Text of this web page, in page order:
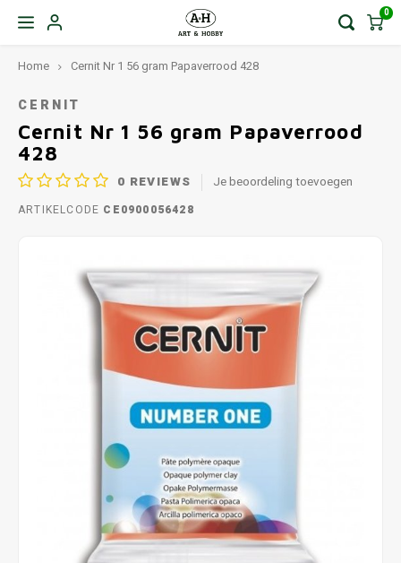
0
Home Cernit Nr 1 56 gram Papaverrood 428
CERNIT
Cernit Nr 1 56 gram Papaverrood
428
0 REVIEWS Je beoordeling toevoegen
ARTIKELCODE CE0900056428